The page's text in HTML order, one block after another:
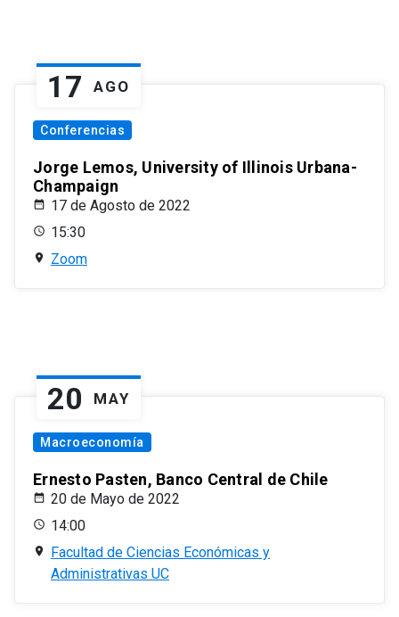
17 AGO
Conferencias
Jorge Lemos, University of Illinois Urbana-
Champaign
17 de Agosto de 2022
15:30
Zoom
20 MAY
Macroeconomía
Ernesto Pasten, Banco Central de Chile
20 de Mayo de 2022
14:00
Facultad de Ciencias Económicas y
Administrativas UC